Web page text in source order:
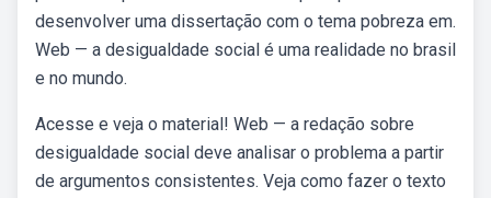
desenvolver uma dissertação com o tema pobreza em.
Web — a desigualdade social é uma realidade no brasil
e no mundo.
Acesse e veja o material! Web — a redação sobre
desigualdade social deve analisar o problema a partir
de argumentos consistentes. Veja como fazer o texto